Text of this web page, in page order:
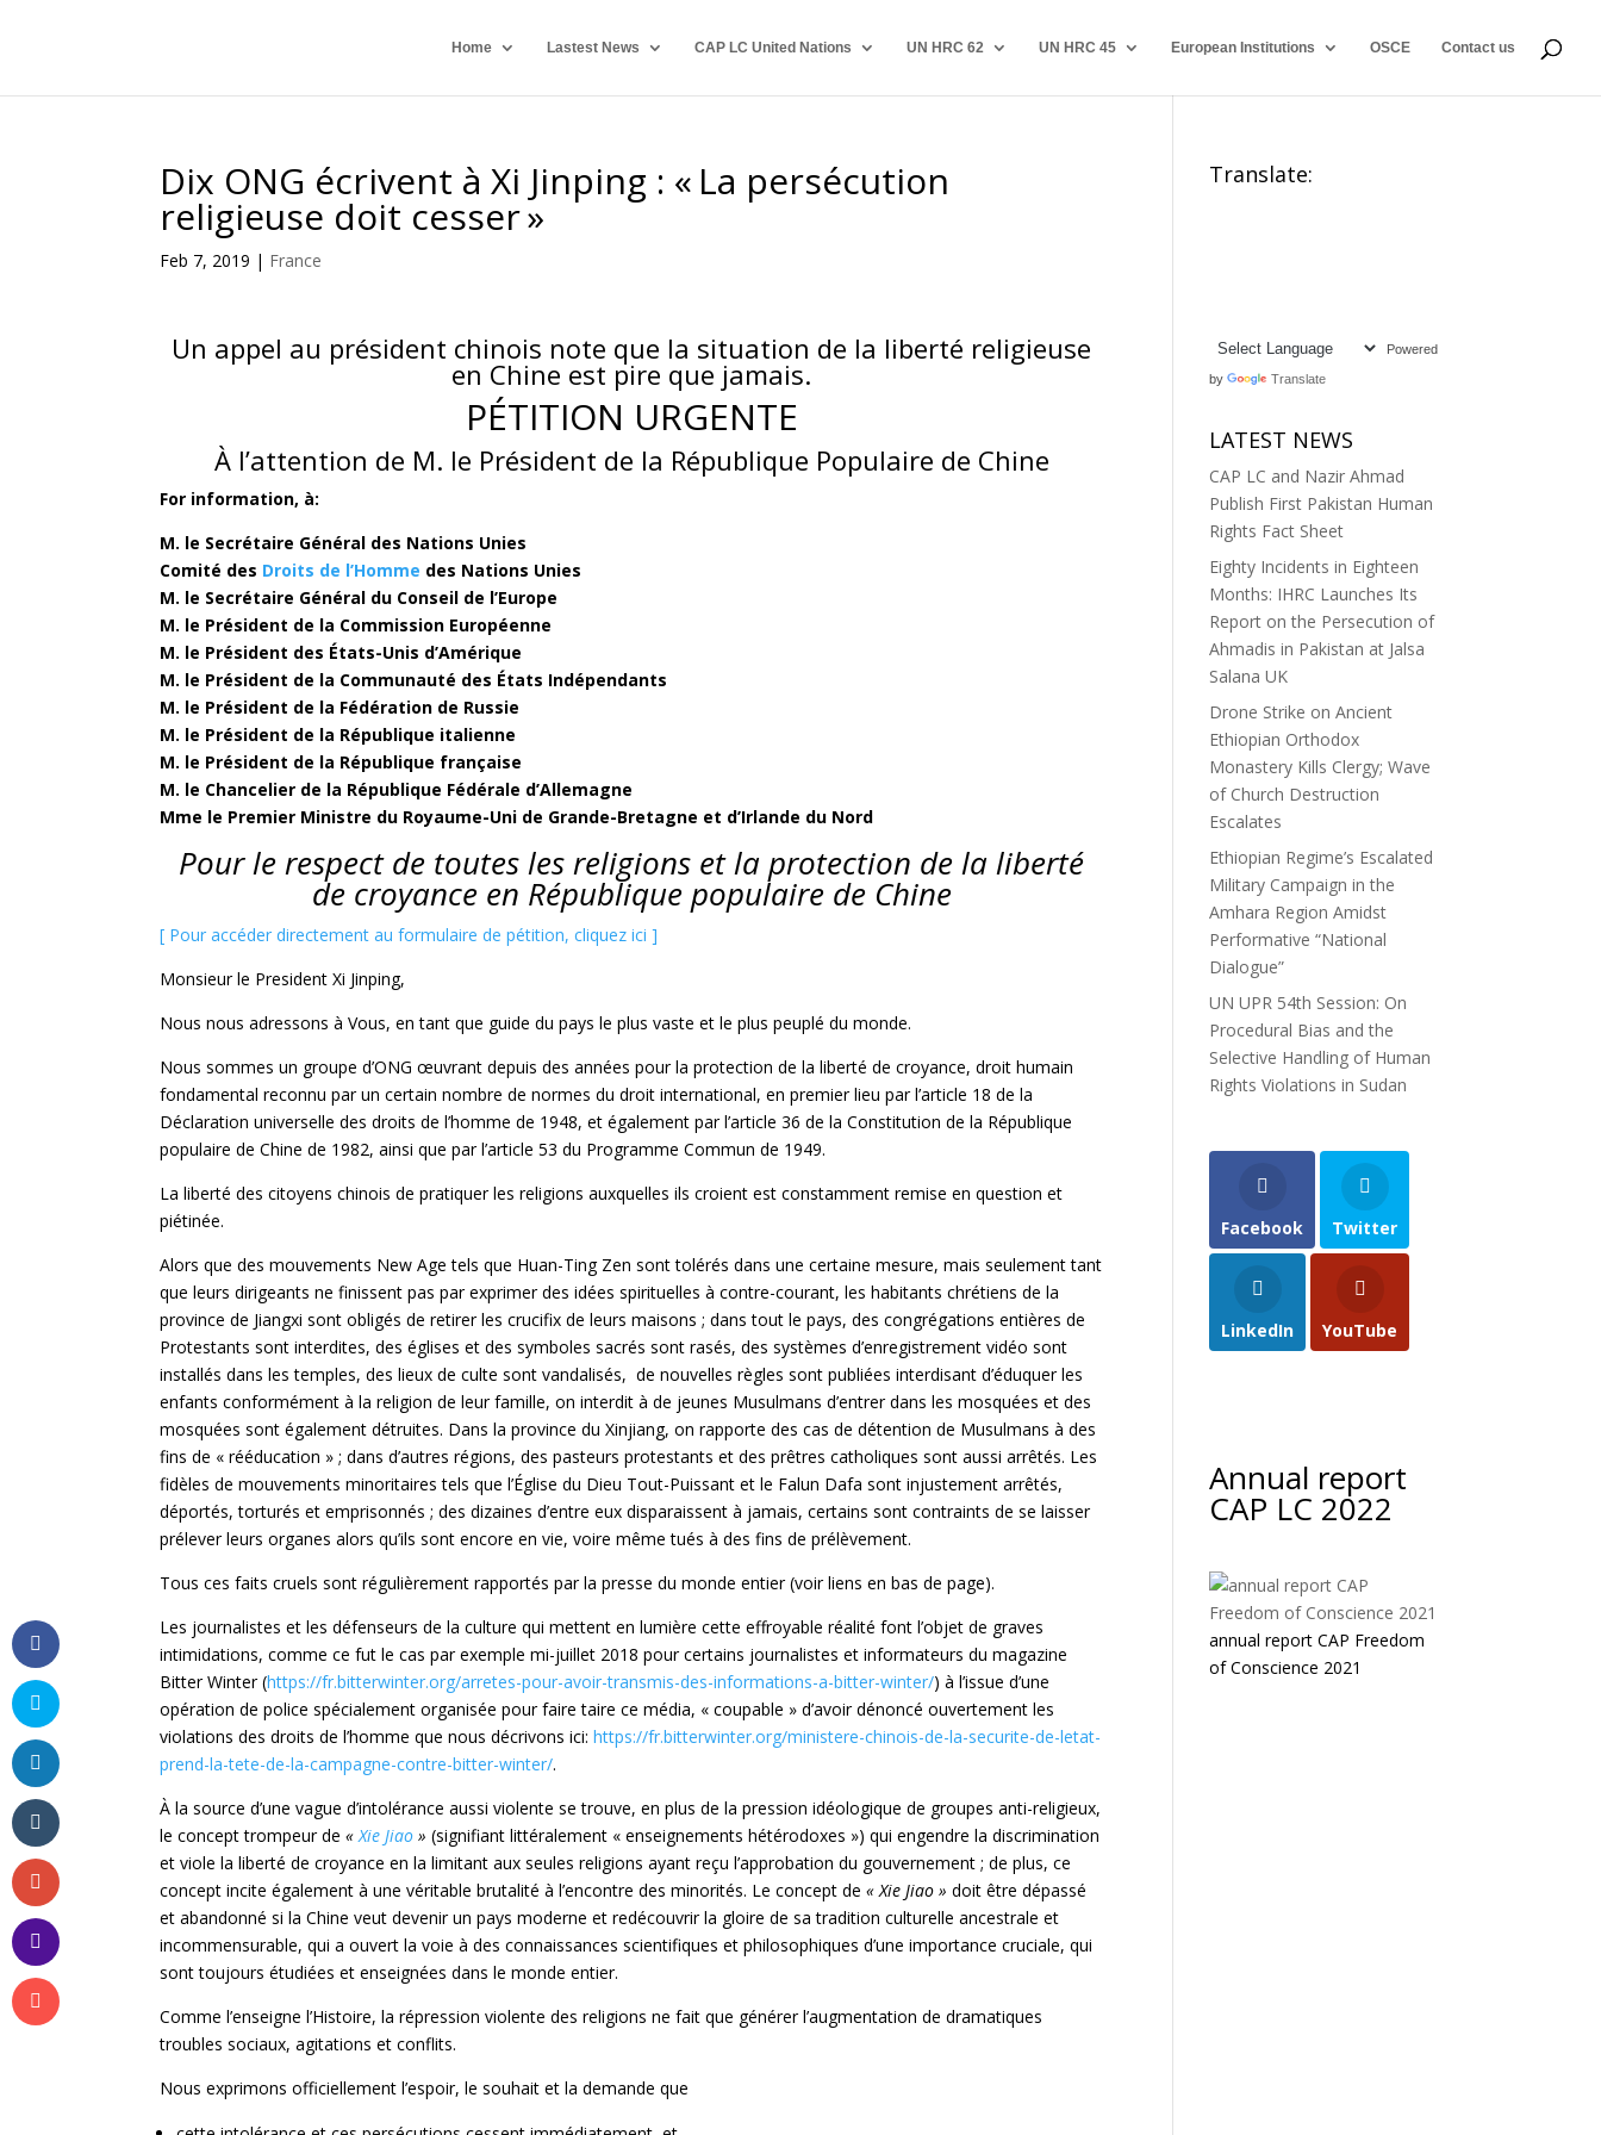
Home Lastest News CAP LC United Nations UN HRC 62 UN HRC 45 European Institutions OSCE Contact us
Dix ONG écrivent à Xi Jinping : « La persécution
religieuse doit cesser »
Feb 7, 2019 | France
Un appel au président chinois note que la situation de la liberté religieuse
en Chine est pire que jamais.
PÉTITION URGENTE
À l’attention de M. le Président de la République Populaire de Chine
For information, à:
M. le Secrétaire Général des Nations Unies
Comité des Droits de l’Homme des Nations Unies
M. le Secrétaire Général du Conseil de l’Europe
M. le Président de la Commission Européenne
M. le Président des États-Unis d’Amérique
M. le Président de la Communauté des États Indépendants
M. le Président de la Fédération de Russie
M. le Président de la République italienne
M. le Président de la République française
M. le Chancelier de la République Fédérale d’Allemagne
Mme le Premier Ministre du Royaume-Uni de Grande-Bretagne et d’Irlande du Nord
Pour le respect de toutes les religions et la protection de la liberté
de croyance en République populaire de Chine
[ Pour accéder directement au formulaire de pétition, cliquez ici ]
Monsieur le President Xi Jinping,
Nous nous adressons à Vous, en tant que guide du pays le plus vaste et le plus peuplé du monde.
Nous sommes un groupe d’ONG œuvrant depuis des années pour la protection de la liberté de croyance, droit humain
fondamental reconnu par un certain nombre de normes du droit international, en premier lieu par l’article 18 de la
Déclaration universelle des droits de l’homme de 1948, et également par l’article 36 de la Constitution de la République
populaire de Chine de 1982, ainsi que par l’article 53 du Programme Commun de 1949.
La liberté des citoyens chinois de pratiquer les religions auxquelles ils croient est constamment remise en question et
piétinée.
Alors que des mouvements New Age tels que Huan-Ting Zen sont tolérés dans une certaine mesure, mais seulement tant
que leurs dirigeants ne finissent pas par exprimer des idées spirituelles à contre-courant, les habitants chrétiens de la
province de Jiangxi sont obligés de retirer les crucifix de leurs maisons ; dans tout le pays, des congrégations entières de
Protestants sont interdites, des églises et des symboles sacrés sont rasés, des systèmes d’enregistrement vidéo sont
installés dans les temples, des lieux de culte sont vandalisés, de nouvelles règles sont publiées interdisant d’éduquer les
enfants conformément à la religion de leur famille, on interdit à de jeunes Musulmans d’entrer dans les mosquées et des
mosquées sont également détruites. Dans la province du Xinjiang, on rapporte des cas de détention de Musulmans à des
fins de « rééducation » ; dans d’autres régions, des pasteurs protestants et des prêtres catholiques sont aussi arrêtés. Les
fidèles de mouvements minoritaires tels que l’Église du Dieu Tout-Puissant et le Falun Dafa sont injustement arrêtés,
déportés, torturés et emprisonnés ; des dizaines d’entre eux disparaissent à jamais, certains sont contraints de se laisser
prélever leurs organes alors qu’ils sont encore en vie, voire même tués à des fins de prélèvement.
Tous ces faits cruels sont régulièrement rapportés par la presse du monde entier (voir liens en bas de page).
Les journalistes et les défenseurs de la culture qui mettent en lumière cette effroyable réalité font l’objet de graves
intimidations, comme ce fut le cas par exemple mi-juillet 2018 pour certains journalistes et informateurs du magazine
Bitter Winter (https://fr.bitterwinter.org/arretes-pour-avoir-transmis-des-informations-a-bitter-winter/) à l’issue d’une
opération de police spécialement organisée pour faire taire ce média, « coupable » d’avoir dénoncé ouvertement les
violations des droits de l’homme que nous décrivons ici:https://fr.bitterwinter.org/ministere-chinois-de-la-securite-de-letat-
prend-la-tete-de-la-campagne-contre-bitter-winter/.
À la source d’une vague d’intolérance aussi violente se trouve, en plus de la pression idéologique de groupes anti-religieux,
le concept trompeur de«Xie Jiao » (signifiant littéralement « enseignements hétérodoxes ») qui engendre la discrimination
et viole la liberté de croyance en la limitant aux seules religions ayant reçu l’approbation du gouvernement ; de plus, ce
concept incite également à une véritable brutalité à l’encontre des minorités. Le concept de« Xie Jiao » doit être dépassé
et abandonné si la Chine veut devenir un pays moderne et redécouvrir la gloire de sa tradition culturelle ancestrale et
incommensurable, qui a ouvert la voie à des connaissances scientifiques et philosophiques d’une importance cruciale, qui
sont toujours étudiées et enseignées dans le monde entier.
Comme l’enseigne l’Histoire, la répression violente des religions ne fait que générer l’augmentation de dramatiques
troubles sociaux, agitations et conflits.
Nous exprimons officiellement l’espoir, le souhait et la demande que
Translate:
Powered
by Translate
LATEST NEWS
CAP LC and Nazir Ahmad
Publish First Pakistan Human
Rights Fact Sheet
Eighty Incidents in Eighteen
Months: IHRC Launches Its
Report on the Persecution of
Ahmadis in Pakistan at Jalsa
Salana UK
Drone Strike on Ancient
Ethiopian Orthodox
Monastery Kills Clergy; Wave
of Church Destruction
Escalates
Ethiopian Regime’s Escalated
Military Campaign in the
Amhara Region Amidst
Performative “National
Dialogue”
UN UPR 54th Session: On
Procedural Bias and the
Selective Handling of Human
Rights Violations in Sudan
Facebook Twitter
LinkedIn YouTube
Annual report
CAP LC 2022
annual report CAP Freedom
of Conscience 2021